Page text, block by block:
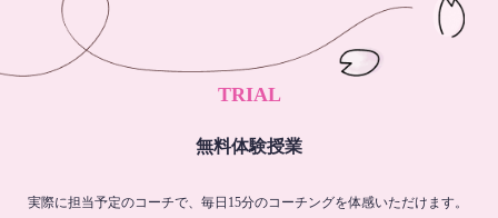
TRIAL
無料体験授業
実際に担当予定のコーチで、毎日15分のコーチングを体感いただけます。